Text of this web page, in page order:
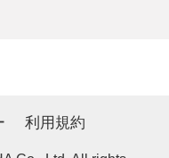
利用規約